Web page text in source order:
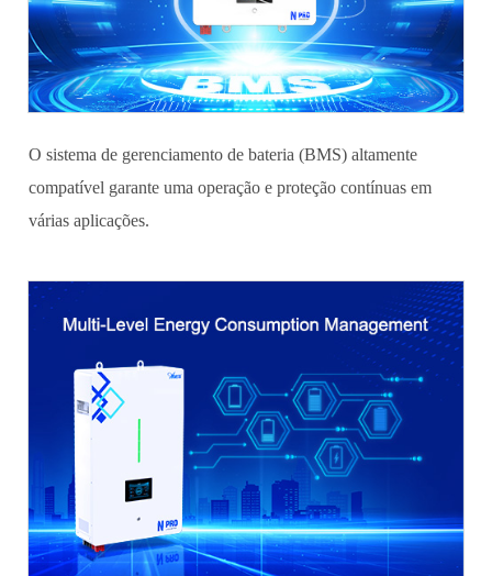
O sistema de gerenciamento de bateria (BMS) altamente
compatível garante uma operação e proteção contínuas em
várias aplicações.